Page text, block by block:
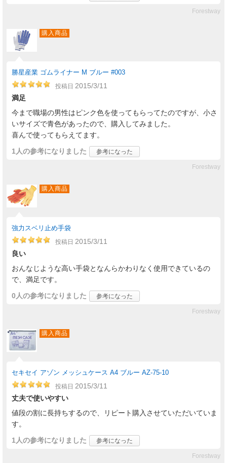
Forestway
購入商品
勝星産業 ゴムライナー M ブルー #003
投稿日 2015/3/11
満足
今まで職場の男性はピンク色を使ってもらってたのですが、小さ
いサイズで青色があったので、購入してみました。
喜んで使ってもらえてます。
1人の参考になりました 参考になった
Forestway
購入商品
強力スベリ止め手袋
投稿日 2015/3/11
良い
おんなじような高い手袋となんらかわりなく使用できているの
で、満足です。
0人の参考になりました 参考になった
Forestway
購入商品
セキセイ アゾン メッシュケース A4 ブルー AZ-75-10
投稿日 2015/3/11
丈夫で使いやすい
値段の割に長持ちするので、リピート購入させていただいていま
す。
1人の参考になりました 参考になった
Forestway